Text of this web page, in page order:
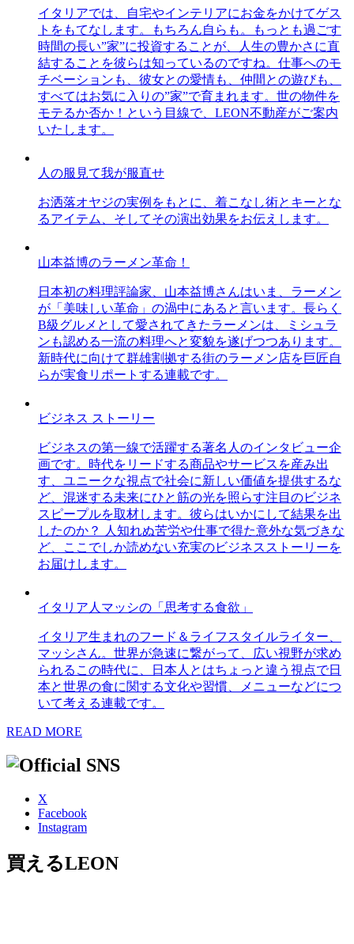
イタリアでは、自宅やインテリアにお金をかけてゲス
トをもてなします。もちろん自らも。もっとも過ごす
時間の長い”家”に投資することが、人生の豊かさに直
結することを彼らは知っているのですね。仕事へのモ
チベーションも、彼女との愛情も、仲間との遊びも、
すべてはお気に入りの”家”で育まれます。世の物件を
モテるか否か！という目線で、LEON不動産がご案内
いたします。
人の服見て我が服直せ
お洒落オヤジの実例をもとに、着こなし術とキーとな
るアイテム、そしてその演出効果をお伝えします。
山本益博のラーメン革命！
日本初の料理評論家、山本益博さんはいま、ラーメン
が「美味しい革命」の渦中にあると言います。長らく
B級グルメとして愛されてきたラーメンは、ミシュラ
ンも認める一流の料理へと変貌を遂げつつあります。
新時代に向けて群雄割拠する街のラーメン店を巨匠自
らが実食リポートする連載です。
ビジネス ストーリー
ビジネスの第一線で活躍する著名人のインタビュー企
画です。時代をリードする商品やサービスを産み出
す、ユニークな視点で社会に新しい価値を提供するな
ど、混迷する未来にひと筋の光を照らす注目のビジネ
スピープルを取材します。彼らはいかにして結果を出
したのか？ 人知れぬ苦労や仕事で得た意外な気づきな
ど、ここでしか読めない充実のビジネスストーリーを
お届けします。
イタリア人マッシの「思考する食欲」
イタリア生まれのフード＆ライフスタイルライター、
マッシさん。世界が急速に繋がって、広い視野が求め
られるこの時代に、日本人とはちょっと違う視点で日
本と世界の食に関する文化や習慣、メニューなどにつ
いて考える連載です。
READ MORE
X
Facebook
Instagram
買えるLEON